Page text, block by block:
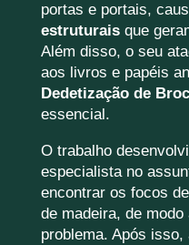
portas e portais,
estruturais que
Além disso, o seu
aos livros e papéis
Dedetização de
essencial.
O trabalho
especialista no
encontrar os focos
de madeira, de
problema. Após isso,